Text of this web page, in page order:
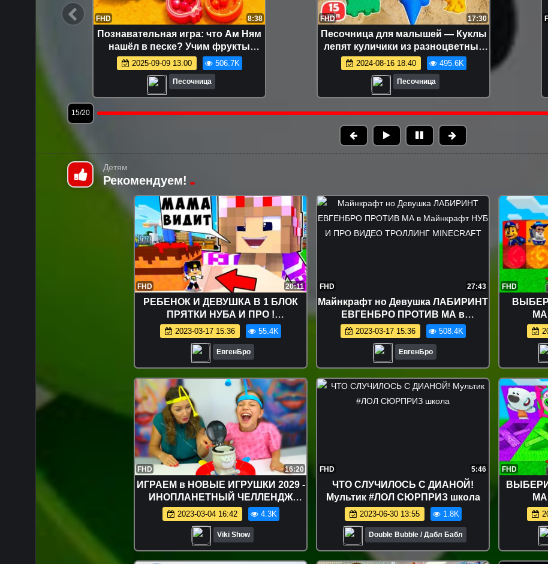
FHD 8:38
Познавательная игра: что Ам Ням
нашёл в песке? Учим фрукты
вместе!
2025-09-09 13:00 506.7K
Песочница
FHD 17:30
Песочница для малышей — Куклы
лепят куличики из разноцветных
формочек — Развивающее видео
для детей
2024-08-16 18:40 495.6K
Песочница
15/20
Детям
Рекомендуем!
FHD 20:11
РЕБЕНОК И ДЕВУШКА В 1 БЛОК
ПРЯТКИ НУБА И ПРО !
МАЙНКРАФТ В РЕАЛЬНОЙ ЖИЗНИ
ВИДЕО ТРОЛЛИНГ MINECRAFT
2023-03-17 15:36 55.4K
ЕвгенБро
FHD 27:43
Майнкрафт но Девушка ЛАБИРИНТ
ЕВГЕНБРО ПРОТИВ МА в
Майнкрафт НУБ И ПРО ВИДЕО
ТРОЛЛИНГ MINECRAFT
2023-03-17 15:36 508.4K
ЕвгенБро
FHD
FHD 16:20
ИГРАЕМ в НОВЫЕ ИГРУШКИ 2029 -
ИНОПЛАНЕТНЫЙ ЧЕЛЛЕНДЖ
Никто Не Уйдёт Сухим Flush Game
Challenge / Вики Шоу
2023-03-04 16:42 4.3K
Viki Show
FHD 5:46
ЧТО СЛУЧИЛОСЬ С ДИАНОЙ!
Мультик #ЛОЛ СЮРПРИЗ школа
2023-06-30 13:55 1.8K
Double Bubble / Дабл Бабл
FHD